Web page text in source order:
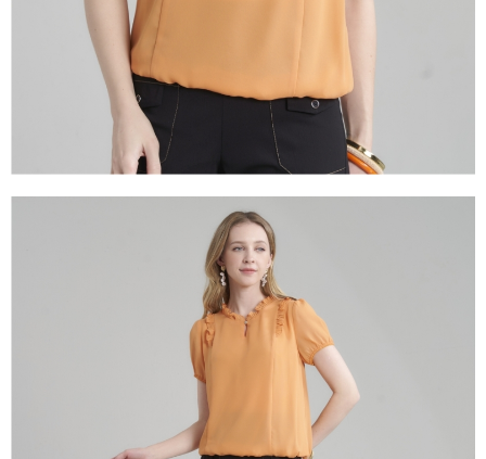
２．關於個人資料處理事宜，請瀏覽以下網址：
https://aftee.tw/terms/#terms3
３．未成年的使用者請事先徵得法定代理人或監護人之同意方可使用
「AFTEE先享後付」，若未經同意申辦者引起之損失，本公司不負相關責
４．使用「AFTEE先享後付」時，將依據個別帳號之用戶狀況，依本公司即
時審查核予不同之上限額度；若仍有額度不足之情形，本公司將視審查結果
請求用戶進行身份認證。
５．嚴禁一人註冊多個帳號或使用他人資訊註冊。若發現惡意使用之情形，